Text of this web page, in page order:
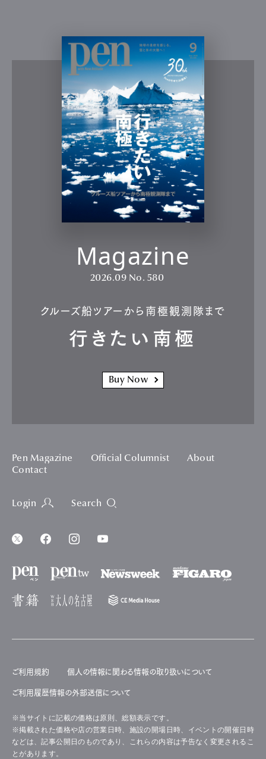
Magazine
2026.09 No. 580
クルーズ船ツアーから南極観測隊まで
行きたい南極
Buy Now
Pen Magazine Official Columnist
About
Contact
Login Search
ご利用規約 個人の情報に関わる情報の取り扱いについて
ご利用履歴情報の外部送信について
※当サイトに記載の価格は原則、総額表示です。
※掲載された価格や店の営業日時、施設の開場日時、イベントの開催日時
などは、記事公開日のものであり、これらの内容は予告なく変更されるこ
とがあります。